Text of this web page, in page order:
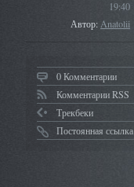
19:40
Автор:Anatolii
0 Комментарии
Комментарии RSS
Трекбеки
Постоянная ссылка